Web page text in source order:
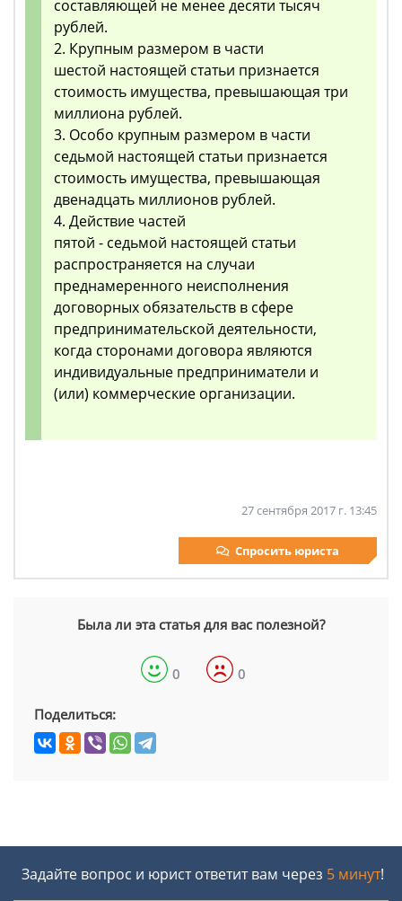
составляющей не менее десяти тысяч
рублей.
2. Крупным размером в части
шестой настоящей статьи признается
стоимость имущества, превышающая три
миллиона рублей.
3. Особо крупным размером в части
седьмой настоящей статьи признается
стоимость имущества, превышающая
двенадцать миллионов рублей.
4. Действие частей
пятой - седьмой настоящей статьи
распространяется на случаи
преднамеренного неисполнения
договорных обязательств в сфере
предпринимательской деятельности,
когда сторонами договора являются
индивидуальные предприниматели и
(или) коммерческие организации.
27 сентября 2017 г. 13:45
Спросить юриста
Была ли эта статья для вас полезной?
0 0
Поделиться:
Задайте вопрос и юрист ответит вам через 5 минут!